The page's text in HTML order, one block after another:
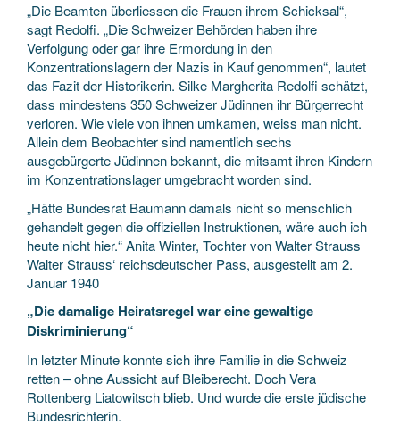
„Die Beamten überliessen die Frauen ihrem Schicksal“,
sagt Redolfi. „Die Schweizer Behörden haben ihre
Verfolgung oder gar ihre Ermordung in den
Konzentrationslagern der Nazis in Kauf genommen“, lautet
das Fazit der Historikerin. Silke Margherita Redolfi schätzt,
dass mindestens 350 Schweizer Jüdinnen ihr Bürgerrecht
verloren. Wie viele von ihnen umkamen, weiss man nicht.
Allein dem Beobachter sind namentlich sechs
ausgebürgerte Jüdinnen bekannt, die mitsamt ihren Kindern
im Konzentrationslager umgebracht worden sind.
„Hätte Bundesrat Baumann damals nicht so menschlich
gehandelt gegen die offiziellen Instruktionen, wäre auch ich
heute nicht hier.“ Anita Winter, Tochter von Walter Strauss
Walter Strauss‘ reichsdeutscher Pass, ausgestellt am 2.
Januar 1940
„Die damalige Heiratsregel war eine gewaltige
Diskriminierung“
In letzter Minute konnte sich ihre Familie in die Schweiz
retten – ohne Aussicht auf Bleiberecht. Doch Vera
Rottenberg Liatowitsch blieb. Und wurde die erste jüdische
Bundesrichterin.